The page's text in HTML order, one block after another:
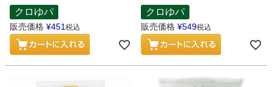
クロゆパ
販売価格 ¥451税込
クロゆパ
販売価格 ¥549税込